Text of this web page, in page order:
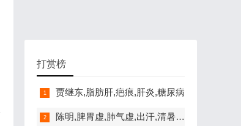
打赏榜
贾继东,脂肪肝,疤痕,肝炎,糖尿病
陈明,脾胃虚,肺气虚,出汗,清暑益气汤